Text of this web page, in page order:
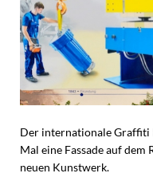
Der internationale Graffiti
Mal eine Fassade auf dem
neuen Kunstwerk.